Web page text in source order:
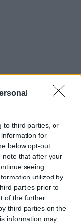
to third parties, or
for
below opt-out
note that after your
seeing
utilized by
parties prior to
of the further
third parties on the
information may